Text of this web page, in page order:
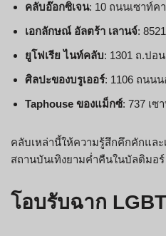
คลับอ๊อกซิเจน: 10 ถนนเซาท์ค
เอกลักษณ์ อัลตร้า เลานจ์:
ยูโฟเรีย ไนท์คลับ: 1301 ถ.ปอ
ศิลปะของบรูเออร์: 1106 ถนน
Taphouse ของแม็กซ์: 737 เซ
คลับเหล่านี้ให้ความรู้สึกคึกคักแล
สถานบันเทิงยามค่ำคืนในบัลติมอร์
โอบรับฉาก